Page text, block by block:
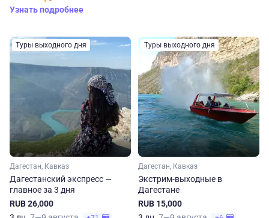
Узнать подробнее
Туры выходного дня
Дагестан, Кавказ
Дагестанский экспресс —
главное за 3 дня
RUB 26,000
Туры выходного дня
Дагестан, Кавказ
Экстрим-выходные в
Дагестане
RUB 15,000